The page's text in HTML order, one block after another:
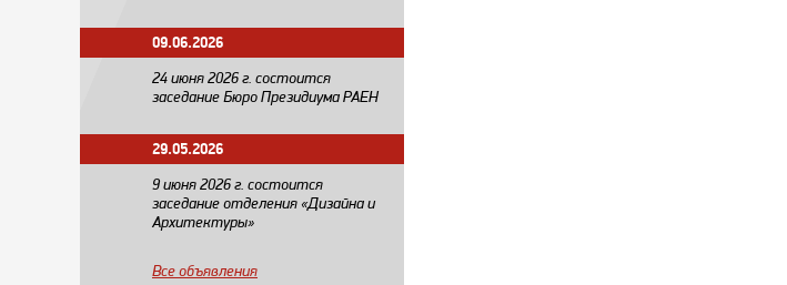
09.06.2026
24 июня 2026 г. состоится
заседание Бюро Президиума РАЕН
29.05.2026
​9 июня 2026 г. состоится
заседание отделения «Дизайна и
Архитектуры»
Все объявления